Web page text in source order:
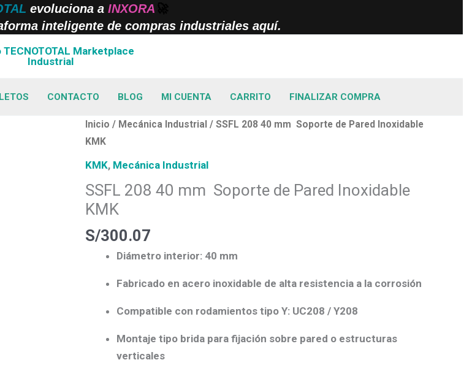
evoluciona aINXORA
inteligente de compras industriales aquí.
CONTACTO BLOG MI CUENTA CARRITO FINALIZAR COMPRA
Inicio / Mecánica Industrial/ SSFL 208 40 mm Soporte de Pared Inoxidable
KMK
KMK, Mecánica Industrial
SSFL 208 40 mm Soporte de Pared Inoxidable
KMK
S/300.07
Diámetro interior: 40 mm
Fabricado en acero inoxidable de alta resistencia a la corrosión
Compatible con rodamientos tipo Y: UC208 / Y208
Montaje tipo brida para fijación sobre pared o estructuras
verticales
SSFL
208
40
Soporte
de
Pared
Inoxidable
KMK
cantidad